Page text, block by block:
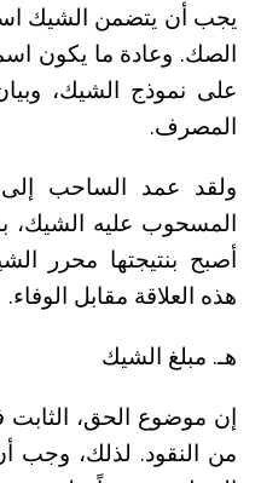
يجب أن يتضمن الشيك
الصك. وعادة ما يكون
على نموذج الشيك،
المصرف.
ولقد عمد الساحب
المسحوب عليه الشيك،
أصبح بنتيجتها محرر
هذه العلاقة مقابل الوفاء.
هـ. مبلغ الشيك
إن موضوع الحق، الثابت
من النقود. لذلك، وجب